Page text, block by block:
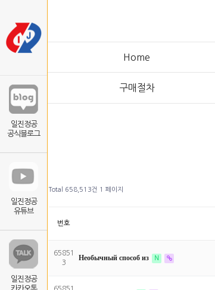
Home
구매절차
Total 658,513건 1 페이지
번호
65851
3
Необычный способ из N
일진정공
공식블로그
일진정공
유튜브
일진정공